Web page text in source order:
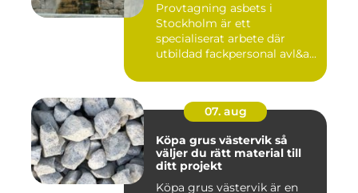
Provtagning asbets i
Stockholm är ett
specialiserat arbete där
utbildad fackpersonal avl&a...
07. aug
Köpa grus västervik så
väljer du rätt material till
ditt projekt
Köpa grus västervik är en